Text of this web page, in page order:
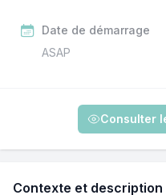
Date de démarrage
ASAP
Consulter
Contexte et description